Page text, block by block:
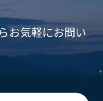
お気軽にお問い